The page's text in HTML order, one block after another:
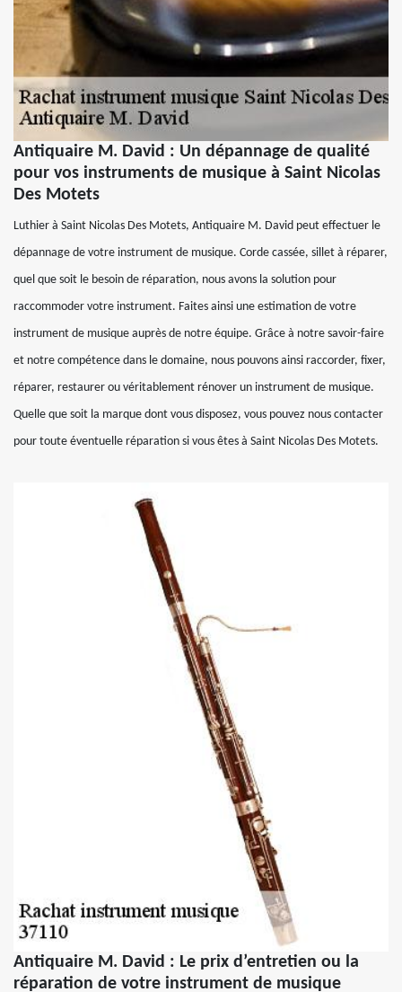
Antiquaire M. David : Un dépannage de qualité
pour vos instruments de musique à Saint Nicolas
Des Motets
Luthier à Saint Nicolas Des Motets, Antiquaire M. David peut effectuer le
dépannage de votre instrument de musique. Corde cassée, sillet à réparer,
quel que soit le besoin de réparation, nous avons la solution pour
raccommoder votre instrument. Faites ainsi une estimation de votre
instrument de musique auprès de notre équipe. Grâce à notre savoir-faire
et notre compétence dans le domaine, nous pouvons ainsi raccorder, fixer,
réparer, restaurer ou véritablement rénover un instrument de musique.
Quelle que soit la marque dont vous disposez, vous pouvez nous contacter
pour toute éventuelle réparation si vous êtes à Saint Nicolas Des Motets.
Antiquaire M. David : Le prix d’entretien ou la
réparation de votre instrument de musique